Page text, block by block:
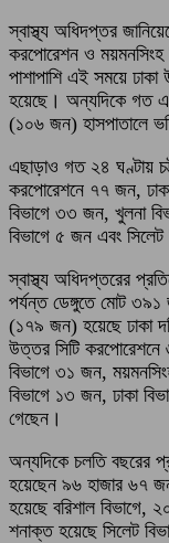
স্বাস্থ্য অধিদপ্তর
করপোরেশন ও ময়মনসিংহ
পাশাপাশি এই সময়ে
হয়েছে। অন্যদিকে গত
(১০৬ জন) হাসপাতালে
এছাড়াও গত ২৪ ঘণ্টায়
করপোরেশনে ৭৭ জন,
বিভাগে ৩৩ জন, খুলনা
বিভাগে ৫ জন এবং সিলেট
স্বাস্থ্য অধিদপ্তরের
পর্যন্ত ডেঙ্গুতে মোট
(১৭৯ জন) হয়েছে ঢাকা
উত্তর সিটি করপোরেশনে
বিভাগে ৩১ জন,
বিভাগে ১৩ জন, ঢাকা
গেছেন।
অন্যদিকে চলতি বছরের
হয়েছেন ৯৬ হাজার ৬৭
হয়েছে বরিশাল
শনাক্ত হয়েছে সিলেট